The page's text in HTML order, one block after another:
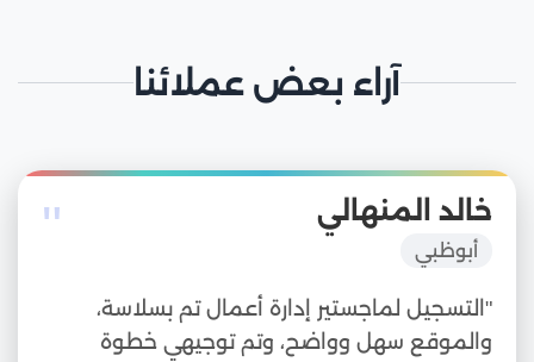
آراء بعض عملائنا
" خالد المنهالي
أبوظبي
"التسجيل لماجستير إدارة أعمال تم بسلاسة،
والموقع سهل وواضح، وتم توجيهي خطوة